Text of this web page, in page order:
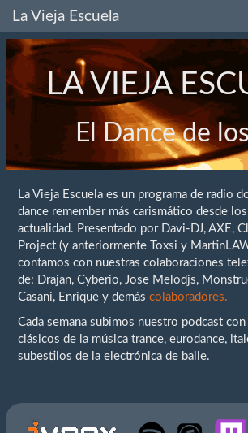
La Vieja Escuela
LA VIEJA
El Dance de
La Vieja Escuela es un programa de radio
dance remember más carismático desde
actualidad. Presentado por Davi-DJ, AXE,
Project (y anteriormente Toxsi y
contamos con nuestras colaboraciones
de: Drajan, Cyberio, Jose Melodjs,
Casani, Enrique y demás colaboradores.
Cada semana subimos nuestro podcast
clásicos de la música trance, eurodance,
subestilos de la electrónica de baile.